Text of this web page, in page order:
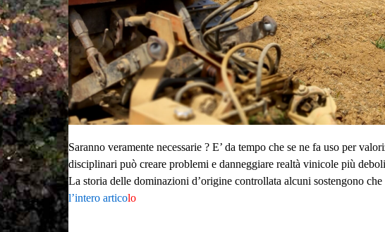
Saranno veramente necessarie ? E’ da tempo che se ne fa uso per
disciplinari può creare problemi e danneggiare realtà vinicole più
La storia delle dominazioni d’origine controllata alcuni sostengono
l’intero articolo